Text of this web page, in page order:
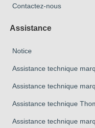
Contactez-nous
Assistance
Notice
Assistance technique
Assistance technique
Assistance technique
Assistance technique